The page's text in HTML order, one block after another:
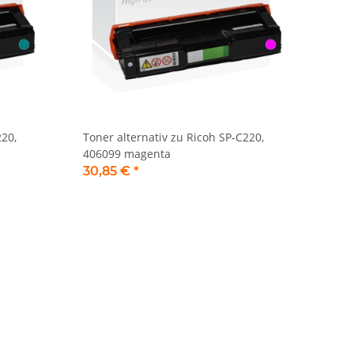
Toner alternativ zu Ricoh SP-C220,
406099 magenta
30,85 € *